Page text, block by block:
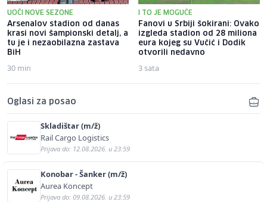
UOČI NOVE SEZONE
Arsenalov stadion od danas
krasi novi šampionski detalj, a
tu je i nezaobilazna zastava
BiH
30 min
I TO JE MOGUĆE
Fanovi u Srbiji šokirani: Ovako
izgleda stadion od 28 miliona
eura kojeg su Vučić i Dodik
otvorili nedavno
3 sata
Oglasi za posao
Skladištar (m/ž)
Rail Cargo Logistics
Prijava do: 12.08.2026. u 23:59
Konobar - Šanker (m/ž)
Aurea Koncept
Prijava do: 09.08.2026. u 23:59